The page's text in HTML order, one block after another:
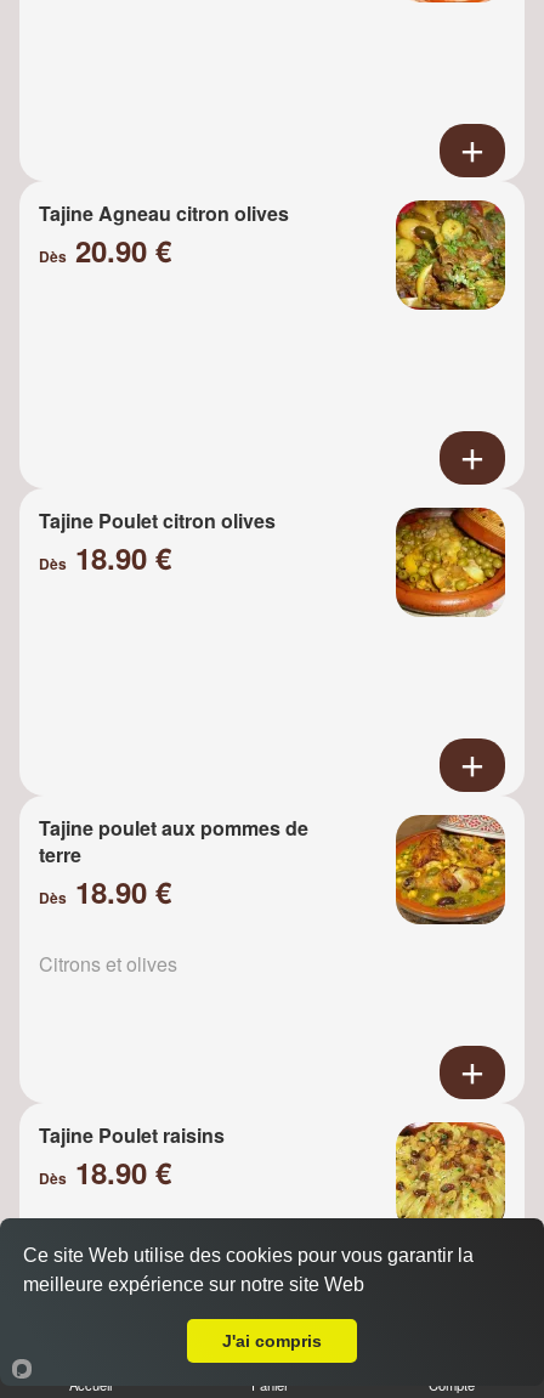
Tajine Agneau citron olives
Dès 20.90 €
Tajine Poulet citron olives
Dès 18.90 €
Tajine poulet aux pommes de
terre
Dès 18.90 €
Citrons et olives
Tajine Poulet raisins
Dès 18.90 €
Oignons
Accueil Panier Compte
Ce site Web utilise des cookies pour vous garantir la
meilleure expérience sur notre site Web
J'ai compris